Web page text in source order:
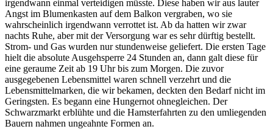
irgendwann einmal verteidigen müsste. Diese haben wir aus lauter
Angst im Blumenkasten auf dem Balkon vergraben, wo sie
wahrscheinlich irgendwann verrottet ist. Ab da hatten wir zwar
nachts Ruhe, aber mit der Versorgung war es sehr dürftig bestellt.
Strom- und Gas wurden nur stundenweise geliefert. Die ersten Tage
hielt die absolute Ausgehsperre 24 Stunden an, dann galt diese für
eine geraume Zeit ab 19 Uhr bis zum Morgen. Die zuvor
ausgegebenen Lebensmittel waren schnell verzehrt und die
Lebensmittelmarken, die wir bekamen, deckten den Bedarf nicht im
Geringsten. Es begann eine Hungernot ohnegleichen. Der
Schwarzmarkt erblühte und die Hamsterfahrten zu den umliegenden
Bauern nahmen ungeahnte Formen an.